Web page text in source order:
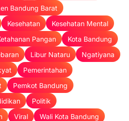
Bandung Barat
Kesehatan
Kesehatan Mental
Pangan
Kota Bandung
Libur Nataru
Ngatiyana
Pemerintahan
Pemkot Bandung
Politik
Viral
Wali Kota Bandung